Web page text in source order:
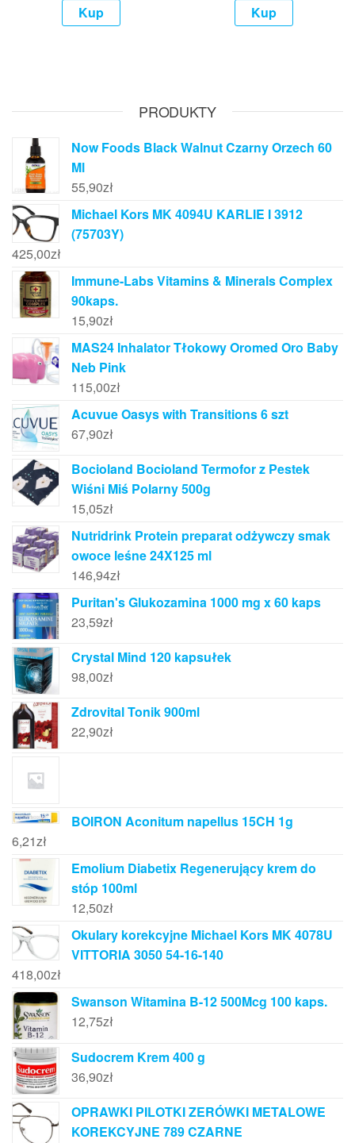
Kup Kup
PRODUKTY
Now Foods Black Walnut Czarny Orzech 60
Ml
55,90zł
Michael Kors MK 4094U KARLIE I 3912
(75703Y)
425,00zł
Immune-Labs Vitamins & Minerals Complex
90kaps.
15,90zł
MAS24 Inhalator Tłokowy Oromed Oro Baby
Neb Pink
115,00zł
Acuvue Oasys with Transitions 6 szt
67,90zł
Bocioland Bocioland Termofor z Pestek
Wiśni Miś Polarny 500g
15,05zł
Nutridrink Protein preparat odżywczy smak
owoce leśne 24X125 ml
146,94zł
Puritan's Glukozamina 1000 mg x 60 kaps
23,59zł
Crystal Mind 120 kapsułek
98,00zł
Zdrovital Tonik 900ml
22,90zł
BOIRON Aconitum napellus 15CH 1g
6,21zł
Emolium Diabetix Regenerujący krem do
stóp 100ml
12,50zł
Okulary korekcyjne Michael Kors MK 4078U
VITTORIA 3050 54-16-140
418,00zł
Swanson Witamina B-12 500Mcg 100 kaps.
12,75zł
Sudocrem Krem 400 g
36,90zł
OPRAWKI PILOTKI ZERÓWKI METALOWE
KOREKCYJNE 789 CZARNE